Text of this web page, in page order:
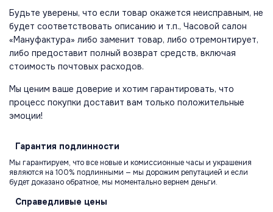
Будьте уверены, что если товар окажется неисправным, не
будет соответствовать описанию и т.п., Часовой салон
«Мануфактура» либо заменит товар, либо отремонтирует,
либо предоставит полный возврат средств, включая
стоимость почтовых расходов.
Мы ценим ваше доверие и хотим гарантировать, что
процесс покупки доставит вам только положительные
эмоции!
Гарантия подлинности
Мы гарантируем, что все новые и комиссионные часы и украшения
являются на 100% подлинными — мы дорожим репутацией и если
будет доказано обратное, мы моментально вернем деньги.
Справедливые цены